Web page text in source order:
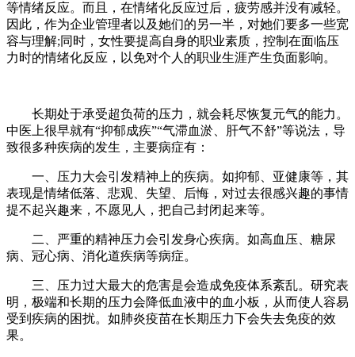
等情绪反应。而且，在情绪化反应过后，疲劳感并没有减轻。
因此，作为企业管理者以及她们的另一半，对她们要多一些宽
容与理解;同时，女性要提高自身的职业素质，控制在面临压
力时的情绪化反应，以免对个人的职业生涯产生负面影响。
长期处于承受超负荷的压力，就会耗尽恢复元气的能力。
中医上很早就有“抑郁成疾”“气滞血淤、肝气不舒”等说法，导
致很多种疾病的发生，主要病症有：
一、压力大会引发精神上的疾病。如抑郁、亚健康等，其
表现是情绪低落、悲观、失望、后悔，对过去很感兴趣的事情
提不起兴趣来，不愿见人，把自己封闭起来等。
二、严重的精神压力会引发身心疾病。如高血压、糖尿
病、冠心病、消化道疾病等病症。
三、压力过大最大的危害是会造成免疫体系紊乱。研究表
明，极端和长期的压力会降低血液中的血小板，从而使人容易
受到疾病的困扰。如肺炎疫苗在长期压力下会失去免疫的效
果。